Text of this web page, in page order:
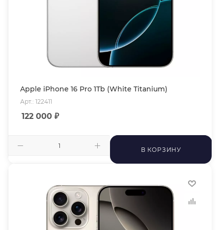
Apple iPhone 16 Pro 1Tb (White Titanium)
Арт.: 122411
122 000 ₽
В КОРЗИНУ